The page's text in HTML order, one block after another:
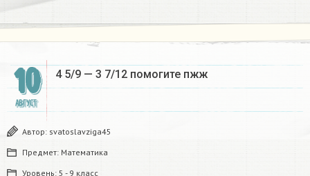
10
АВГУСТ
4 5/9 — 3 7/12 помогите пжж​
Автор: svatoslavziga45
Предмет: Математика
Уровень: 5 - 9 класс